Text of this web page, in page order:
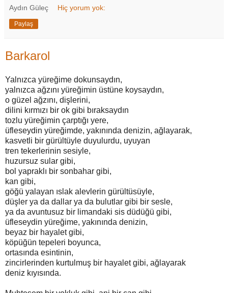
Aydın Güleç Hiç yorum yok:
Paylaş
Barkarol
Yalnızca yüreğime dokunsaydın,
yalnızca ağzını yüreğimin üstüne koysaydın,
o güzel ağzını, dişlerini,
dilini kırmızı bir ok gibi bıraksaydın
tozlu yüreğimin çarptığı yere,
üfleseydin yüreğimde, yakınında denizin, ağlayarak,
kasvetli bir gürültüyle duyulurdu, uyuyan
tren tekerlerinin sesiyle,
huzursuz sular gibi,
bol yapraklı bir sonbahar gibi,
kan gibi,
göğü yalayan ıslak alevlerin gürültüsüyle,
düşler ya da dallar ya da bulutlar gibi bir sesle,
ya da avuntusuz bir limandaki sis düdüğü gibi,
üfleseydin yüreğime, yakınında denizin,
beyaz bir hayalet gibi,
köpüğün tepeleri boyunca,
ortasında esintinin,
zincirlerinden kurtulmuş bir hayalet gibi, ağlayarak
deniz kıyısında.